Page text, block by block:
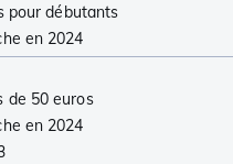
pour débutants
en 2024
de 50 euros
en 2024